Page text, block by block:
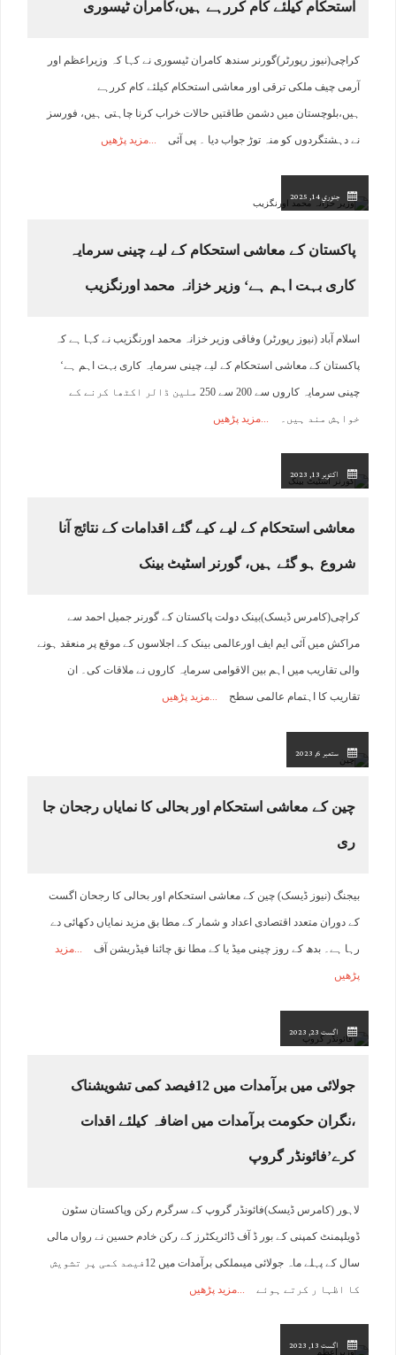
استحکام کیلئے کام کررہے ہیں،کامران ٹیسوری
کراچی(نیوز رپورٹر)گورنر سندھ کامران ٹیسوری نے کہا کہ وزیراعظم اور
آرمی چیف ملکی ترقی اور معاشی استحکام کیلئے کام کررہے
ہیں،بلوچستان میں دشمن طاقتیں حالات خراب کرنا چاہتی ہیں، فورسز
نے دہشتگردوں کو منہ توڑ جواب دیا ۔ پی آئی مزید پڑھیں
جنوري 14, 2025
پاکستان کے معاشی استحکام کے لیے چینی سرمایہ
کاری بہت اہم ہے‘ وزیر خزانہ محمد اورنگزیب
اسلام آباد (نیوز رپورٹر) وفاقی وزیر خزانہ محمد اورنگزیب نے کہا ہے کہ
پاکستان کے معاشی استحکام کے لیے چینی سرمایہ کاری بہت اہم ہے‘
چینی سرمایہ کاروں سے 200 سے 250 ملین ڈالر اکٹھا کرنے کے
خواہش مند ہیں۔ مزید پڑھیں
اکتوبر 13, 2023
معاشی استحکام کے لیے کیے گئے اقدامات کے نتائج آنا
شروع ہو گئے ہیں، گورنر اسٹیٹ بینک
کراچی(کامرس ڈیسک)بینک دولت پاکستان کے گورنر جمیل احمد سے
مراکش میں آئی ایم ایف اورعالمی بینک کے اجلاسوں کے موقع پر منعقد ہونے
والی تقاریب میں اہم بین الاقوامی سرمایہ کاروں نے ملاقات کی۔ ان
تقاریب کا اہتمام عالمی سطح مزید پڑھیں
ستمبر 6, 2023
چین کے معاشی استحکام اور بحالی کا نمایاں رجحان جا
ری
بیجنگ (نیوز ڈیسک) چین کے معاشی استحکام اور بحالی کا رجحان اگست
کے دوران متعدد اقتصادی اعداد و شمار کے مطا بق مزید نمایاں دکھائی دے
رہا ہے۔ بدھ کے روز چینی میڈ یا کے مطا نق چائنا فیڈریشن آف مزید
پڑھیں
اگست 23, 2023
جولائی میں برآمدات میں 12فیصد کمی تشویشناک
،نگران حکومت برآمدات میں اضافہ کیلئے اقدات
کرے’فائونڈر گروپ
لاہور (کامرس ڈیسک)فائونڈر گروپ کے سرگرم رکن وپاکستان سٹون
ڈویلپمنٹ کمپنی کے بور ڈ آف ڈائریکٹرز کے رکن خادم حسین نے رواں مالی
سال کے پہلے ماہ جولائی میںملکی برآمدات میں 12فیصد کمی پر تشویش
کا اظہا ر کرتے ہوئے مزید پڑھیں
اگست 13, 2023